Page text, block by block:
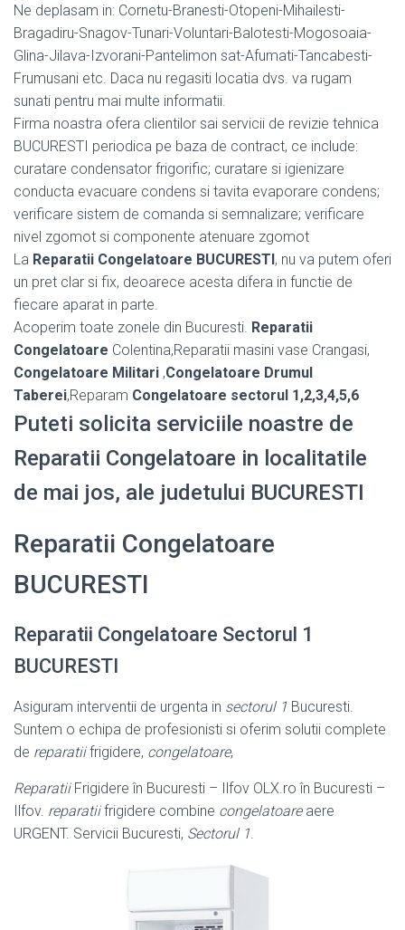
Ne deplasam in: Cornetu-Branesti-Otopeni-Mihailesti-
Bragadiru-Snagov-Tunari-Voluntari-Balotesti-Mogosoaia-
Glina-Jilava-Izvorani-Pantelimon sat-Afumati-Tancabesti-
Frumusani etc. Daca nu regasiti locatia dvs. va rugam
sunati pentru mai multe informatii.
Firma noastra ofera clientilor sai servicii de revizie tehnica
BUCURESTI periodica pe baza de contract, ce include:
curatare condensator frigorific; curatare si igienizare
conducta evacuare condens si tavita evaporare condens;
verificare sistem de comanda si semnalizare; verificare
nivel zgomot si componente atenuare zgomot
La Reparatii Congelatoare BUCURESTI, nu va putem oferi
un pret clar si fix, deoarece acesta difera in functie de
fiecare aparat in parte.
Acoperim toate zonele din Bucuresti. Reparatii
Congelatoare Colentina,Reparatii masini vase Crangasi,
Congelatoare Militari ,Congelatoare Drumul
Taberei,Reparam Congelatoare sectorul 1,2,3,4,5,6
Puteti solicita serviciile noastre de
Reparatii Congelatoare in localitatile
de mai jos, ale judetului BUCURESTI
Reparatii Congelatoare
BUCURESTI
Reparatii Congelatoare Sectorul 1
BUCURESTI
Asiguram interventii de urgenta in sectorul 1 Bucuresti.
Suntem o echipa de profesionisti si oferim solutii complete
de reparatiifrigidere, congelatoare,
ReparatiiFrigidere în Bucuresti – Ilfov OLX.ro în Bucuresti –
Ilfov. reparatiifrigidere combine congelatoareaere
URGENT. Servicii Bucuresti, Sectorul 1.